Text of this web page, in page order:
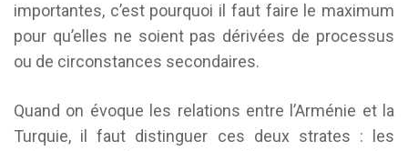
importantes, c’est pourquoi il faut faire le maximum
pour qu’elles ne soient pas dérivées de processus
ou de circonstances secondaires.
Quand on évoque les relations entre l’Arménie et la
Turquie, il faut distinguer ces deux strates : les